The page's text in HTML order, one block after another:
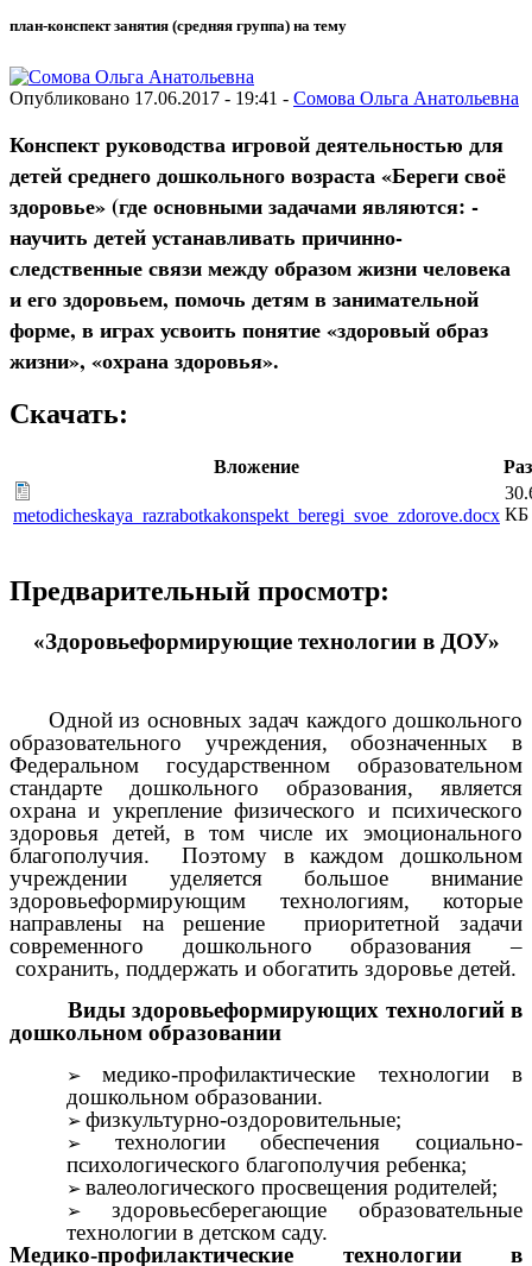
план-конспект занятия (средняя группа) на тему
Опубликовано 17.06.2017 - 19:41 - Сомова Ольга Анатольевна
Конспект руководства игровой деятельностью для
детей среднего дошкольного возраста «Береги своё
здоровье» (где основными задачами являются: -
научить детей устанавливать причинно-
следственные связи между образом жизни человека
и его здоровьем, помочь детям в занимательной
форме, в играх усвоить понятие «здоровый образ
жизни», «охрана здоровья».
Скачать:
Вложение
metodicheskaya_razrabotkakonspekt_beregi_svoe_zdorove.docx КБ
Предварительный просмотр:
«Здоровьеформирующие технологии в ДОУ»
Одной из основных задач каждого дошкольного
образовательного учреждения, обозначенных в
Федеральном государственном образовательном
стандарте дошкольного образования, является
охрана и укрепление физического и психического
здоровья детей, в том числе их эмоционального
благополучия. Поэтому в каждом дошкольном
учреждении уделяется большое внимание
здоровьеформирующим технологиям, которые
направлены на решение приоритетной задачи
современного дошкольного образования –
сохранить, поддержать и обогатить здоровье детей.
Виды здоровьеформирующих технологий в
дошкольном образовании
медико-профилактические технологии в
дошкольном образовании.
физкультурно-оздоровительные;
технологии обеспечения социально-
психологического благополучия ребенка;
валеологического просвещения родителей;
здоровьесберегающие образовательные
технологии в детском саду.
Медико-профилактические технологии в